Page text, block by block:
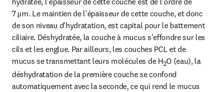
7 μm. Le maintien de l'épaisseur de cette couche, et donc
de son niveau d'hydratation, est capital pour le battement
ciliaire. Déshydratée, la couche à mucus s'effondre sur les
cils et les englue. Par ailleurs, les couches PCL et de
mucus se transmettant leurs molécules de H2O (eau), la
déshydratation de la première couche se confond
automatiquement avec la seconde, ce qui rend le mucus